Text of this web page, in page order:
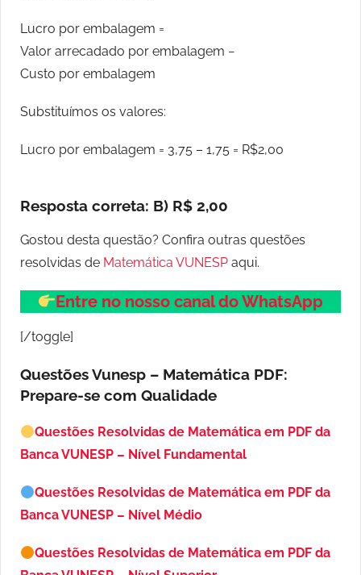
Lucro por embalagem =
Valor arrecadado por embalagem −
Custo por embalagem
Substituímos os valores:
Lucro por embalagem = 3,75 – 1,75 = R$2,00
Resposta correta: B) R$ 2,00
Gostou desta questão? Confira outras questões
resolvidas de Matemática VUNESP aqui.
Entre no nosso canal do WhatsApp
[/toggle]
Questões Vunesp – Matemática PDF:
Prepare-se com Qualidade
Questões Resolvidas de Matemática em PDF da
Banca VUNESP – Nível Fundamental
Questões Resolvidas de Matemática em PDF da
Banca VUNESP – Nível Médio
Questões Resolvidas de Matemática em PDF da